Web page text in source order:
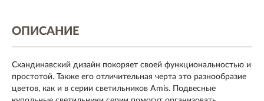
ОПИСАНИЕ
Скандинавский дизайн покоряет своей функциональностью и
простотой. Также его отличительная черта это разнообразие
цветов, как и в серии светильников Amis. Подвесные